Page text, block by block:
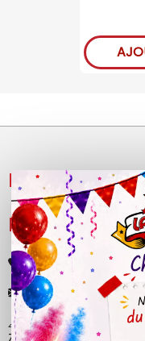
NOS PRODUITS
LÉGAL
+33 (0)4 50 40 81 00
contact@ladrolerie.fr
38 Rue de la